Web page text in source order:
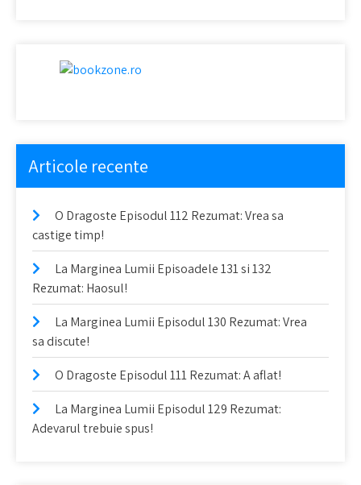
Articole recente
O Dragoste Episodul 112 Rezumat: Vrea sa
castige timp!
La Marginea Lumii Episoadele 131 si 132
Rezumat: Haosul!
La Marginea Lumii Episodul 130 Rezumat: Vrea
sa discute!
O Dragoste Episodul 111 Rezumat: A aflat!
La Marginea Lumii Episodul 129 Rezumat:
Adevarul trebuie spus!